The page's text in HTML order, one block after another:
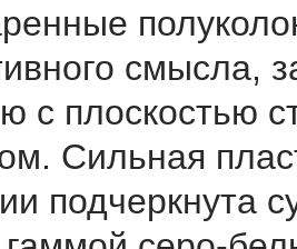
смысла,
с плоскостью
Сильная
подчеркнута